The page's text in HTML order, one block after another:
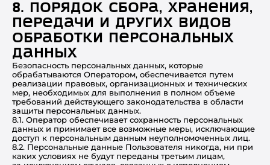
8. Порядок сбора, хранения,
передачи и других видов
обработки персональных
данных
Безопасность персональных данных, которые
обрабатываются Оператором, обеспечивается путем
реализации правовых, организационных и технических
мер, необходимых для выполнения в полном объеме
требований действующего законодательства в области
защиты персональных данных.
8.1. Оператор обеспечивает сохранность персональных
данных и принимает все возможные меры, исключающие
доступ к персональным данным неуполномоченных лиц.
8.2. Персональные данные Пользователя никогда, ни при
каких условиях не будут переданы третьим лицам,